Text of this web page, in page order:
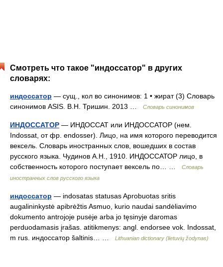
Смотреть что такое "индоссатор" в других
словарях:
индоссатор — сущ., кол во синонимов: 1 • жират (3) Словарь
синонимов ASIS. В.Н. Тришин. 2013 …
Словарь синонимов
ИНДОССАТОР — ИНДОССАТ или ИНДОССАТОР (нем.
Indossat, от фр. endosser). Лицо, на имя которого переводится
вексель. Словарь иностранных слов, вошедших в состав
русского языка. Чудинов А.Н., 1910. ИНДОССАТОР лицо, в
собственность которого поступает вексель по… …
Словарь
иностранных слов русского языка
индоссатор — indosatas statusas Aprobuotas sritis
augalininkystė apibrėžtis Asmuo, kurio naudai sandėliavimo
dokumento antrojoje pusėje arba jo tęsinyje daromas
perduodamasis įrašas. atitikmenys: angl. endorsee vok. Indossat,
m rus. индоссатор šaltinis… …
Lithuanian dictionary (lietuvių žodynas)